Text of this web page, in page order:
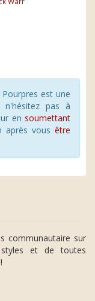
est une
n'hésitez pas à
en soumettant
après vous être
communautaire sur
et de toutes